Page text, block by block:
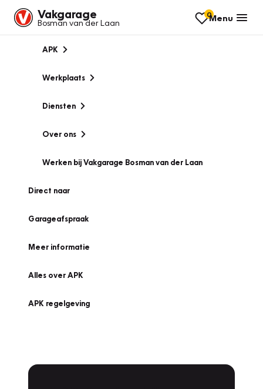
Vakgarage
Bosman van der Laan
0Menu
APK
Werkplaats
Diensten
Over ons
Werken bij Vakgarage Bosman van der Laan
Direct naar
Garageafspraak
Meer informatie
Alles over APK
APK regelgeving